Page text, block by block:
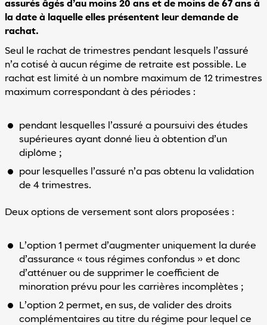
savoir
plus
sur
Réinitialiser
les valeurs
avez
des
difficultés
utiliser
notre
Contactez-
assurés âgés d’au moins 20 ans et de moins de 67 ans à
la date à laquelle elles présentent leur demande de
rachat.
Seul le rachat de trimestres pendant lesquels l’assuré
n’a cotisé à aucun régime de retraite est possible. Le
rachat est limité à un nombre maximum de 12 trimestres
maximum correspondant à des périodes :
pendant lesquelles l’assuré a poursuivi des études
supérieures ayant donné lieu à obtention d’un
diplôme ;
pour lesquelles l’assuré n’a pas obtenu la validation
de 4 trimestres.
Deux options de versement sont alors proposées :
L’option 1 permet d’augmenter uniquement la durée
d’assurance « tous régimes confondus » et donc
d’atténuer ou de supprimer le coefficient de
minoration prévu pour les carrières incomplètes ;
L’option 2 permet, en sus, de valider des droits
complémentaires au titre du régime pour lequel ce